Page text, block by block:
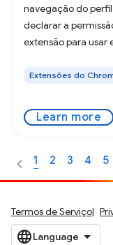
navegação do
declarar a
extensão para usar
Extensões do
Learn more
1 2 3 4 5
Termos de Serviço